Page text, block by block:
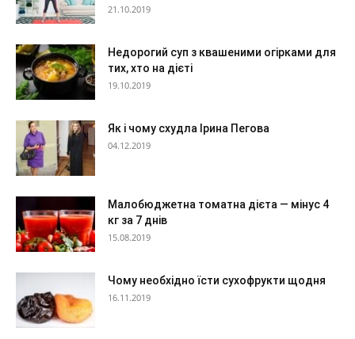
21.10.2019
Недорогий суп з квашеними огірками для
тих, хто на дієті
19.10.2019
Як і чому схудла Ірина Пегова
04.12.2019
Малобюджетна томатна дієта — мінус 4
кг за 7 днів
15.08.2019
Чому необхідно їсти сухофрукти щодня
16.11.2019